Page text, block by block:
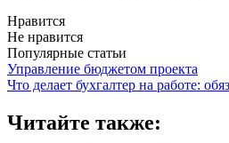
Нравится
Не нравится
Популярные статьи
Управление бюджетом проекта
Что делает бухгалтер на работе:
Читайте также: